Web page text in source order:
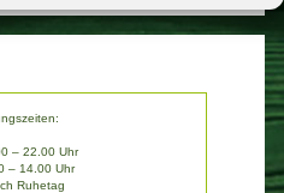
– 22.00 Uhr
– 14.00 Uhr
Ruhetag